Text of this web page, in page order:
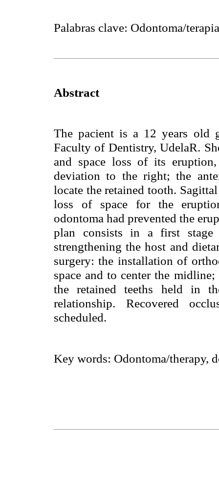
Palabras clave: Odontoma/
Abstract
The pacient is a 12 years old
Faculty of Dentistry, UdelaR.
and space loss of its
deviation to the right; the
locate the retained tooth.
loss of space for the
odontoma had prevented the
plan consists in a first stage
strengthening the host and
surgery: the installation of
space and to center the
the retained teeths held in
relationship. Recovered
scheduled.
Key words: Odontoma/therapy,